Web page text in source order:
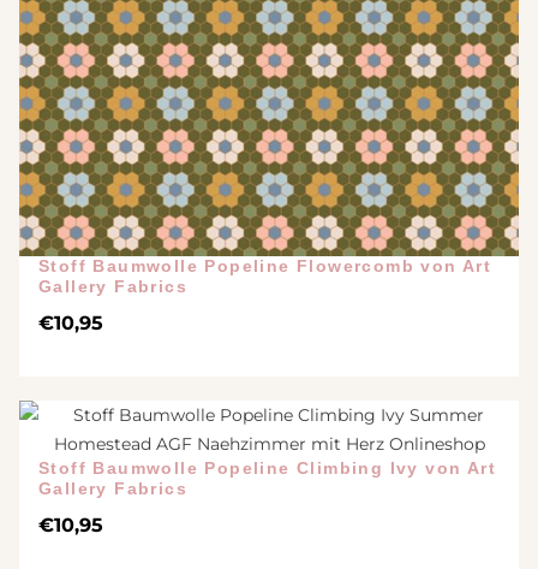
Stoff Baumwolle Popeline Flowercomb von Art
Gallery Fabrics
€10,95
Stoff Baumwolle Popeline Climbing Ivy von Art
Gallery Fabrics
€10,95